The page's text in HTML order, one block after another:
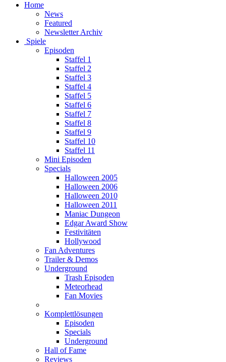
Home
News
Featured
Newsletter Archiv
Spiele
Episoden
Staffel 1
Staffel 2
Staffel 3
Staffel 4
Staffel 5
Staffel 6
Staffel 7
Staffel 8
Staffel 9
Staffel 10
Staffel 11
Mini Episoden
Specials
Halloween 2005
Halloween 2006
Halloween 2010
Halloween 2011
Maniac Dungeon
Edgar Award Show
Festivitäten
Hollywood
Fan Adventures
Trailer & Demos
Underground
Trash Episoden
Meteorhead
Fan Movies
Komplettlösungen
Episoden
Specials
Underground
Hall of Fame
Reviews